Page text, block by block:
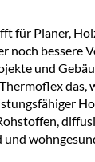
für Planer,
noch bessere
und
das,